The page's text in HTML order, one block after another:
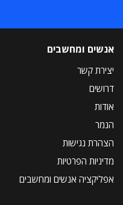
אנשים ומחשבים
יצירת קשר
דרושים
אודות
הנמר
הצהרת נגישות
מדיניות הפרטיות
אפליקציה אנשים ומחשבים